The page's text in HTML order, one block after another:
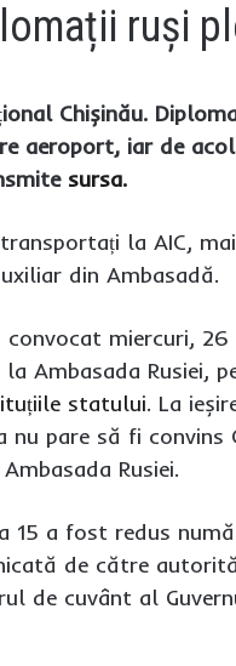
ruși
Chișinău.
aeroport, iar de
sursa.
la AIC,
din Ambasadă.
miercuri,
Ambasada Rusiei,
statului. La
pare să fi convins
Rusiei.
a fost redus
de către
de cuvânt al